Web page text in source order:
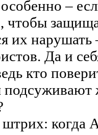
–
чтобы
их
Да и
кто
когда